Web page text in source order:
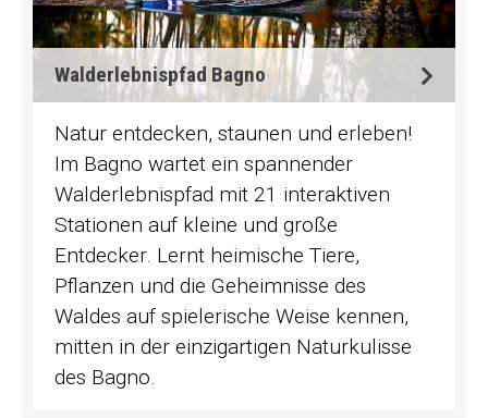
Walderlebnispfad Bagno
Natur entdecken, staunen und erleben!
Im Bagno wartet ein spannender
Walderlebnispfad mit 21 interaktiven
Stationen auf kleine und große
Entdecker. Lernt heimische Tiere,
Pflanzen und die Geheimnisse des
Waldes auf spielerische Weise kennen,
mitten in der einzigartigen Naturkulisse
des Bagno.